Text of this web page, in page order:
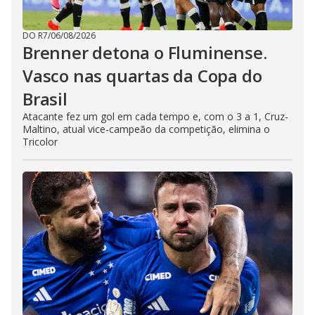
DO R7/06/08/2026
Brenner detona o Fluminense.
Vasco nas quartas da Copa do
Brasil
Atacante fez um gol em cada tempo e, com o 3 a 1, Cruz-
Maltino, atual vice-campeão da competição, elimina o
Tricolor